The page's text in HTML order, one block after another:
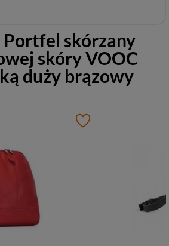
Portfel skórzany
skóry VOOC
duży brązowy